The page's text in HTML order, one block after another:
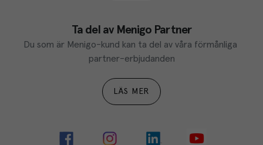
Ta del av Menigo Partner
Du som är Menigo-kund kan ta del av våra förmånliga
partner-erbjudanden
LÄS MER